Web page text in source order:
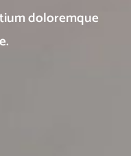
doloremque